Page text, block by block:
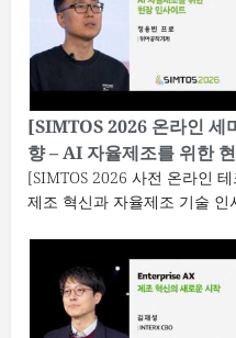
[SIMTOS 2026 온라인 세
향 – AI 자율제조를 위한
[SIMTOS 2026 사전 온라인
제조 혁신과 자율제조 기술